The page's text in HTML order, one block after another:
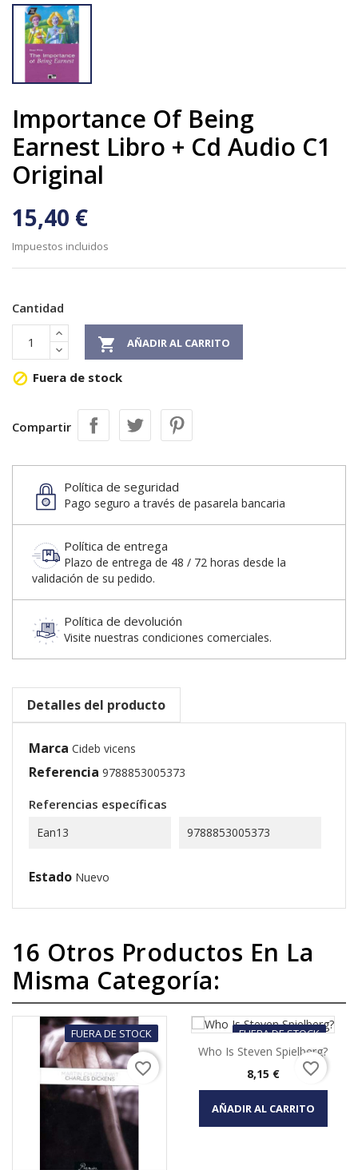
Importance Of Being
Earnest Libro + Cd Audio C1
Original
15,40 €
Impuestos incluidos
Cantidad
 AÑADIR AL CARRITO
 Fuera de stock
Compartir
Política de seguridad
Pago seguro a través de pasarela bancaria
Política de entrega
Plazo de entrega de 48 / 72 horas desde la
validación de su pedido.
Política de devolución
Visite nuestras condiciones comerciales.
Detalles del producto
Marca Cideb vicens
Referencia 9788853005373
Referencias específicas
Ean13 9788853005373
Estado Nuevo
16 Otros Productos En La
Misma Categoría:
FUERA DE STOCK
favorite_border
FUERA DE STOCK
Who Is Steven Spielberg?
Precio
8,15 €
AÑADIR AL CARRITO
favorite_border